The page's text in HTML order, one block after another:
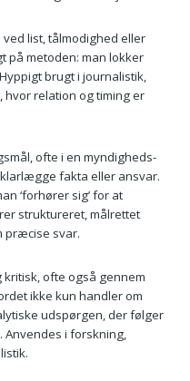
list, tålmodighed eller
metoden: man lokker
brugt i journalistik,
relation og timing er
ofte i en myndigheds-
fakta eller ansvar.
‘forhører sig’ for at
struktureret, målrettet
præcise svar.
ofte også gennem
ikke kun handler om
udspørgen, der følger
i forskning,